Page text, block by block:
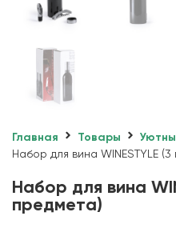
Главная Товары
Набор для вина WINESTYLE
Набор для вина
предмета)